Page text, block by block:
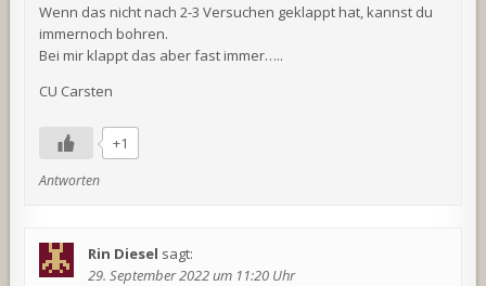
Wenn das nicht nach 2-3 Versuchen geklappt hat, kannst du
immernoch bohren.
Bei mir klappt das aber fast immer…..
CU Carsten
+1
Antworten
Rin Diesel sagt:
29. September 2022 um 11:20 Uhr